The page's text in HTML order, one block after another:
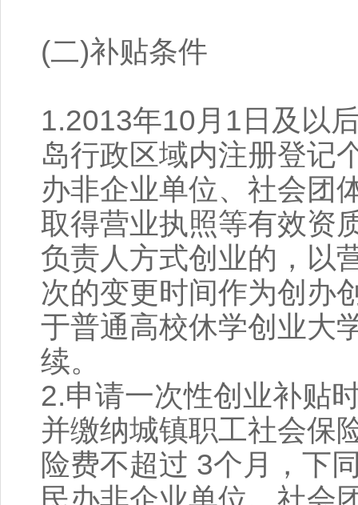
(二)补贴条件
1.2013年10月1日及以
岛行政区域内注册登记
办非企业单位、社会团
取得营业执照等有效资
负责人方式创业的，以
次的变更时间作为创办
于普通高校休学创业大
续。
2.申请一次性创业补贴
并缴纳城镇职工社会保
险费不超过 3个月，下